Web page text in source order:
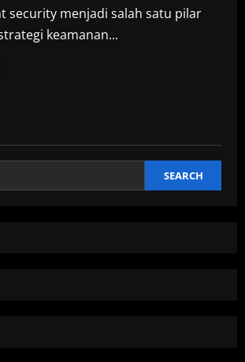
security menjadi salah satu pilar
keamanan...
SEARCH